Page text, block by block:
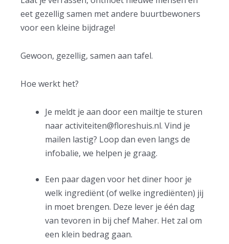
eet gezellig samen met andere buurtbewoners
voor een kleine bijdrage!
Gewoon, gezellig, samen aan tafel.
Hoe werkt het?
Je meldt je aan door een mailtje te sturen
naaractiviteiten@floreshuis.nl. Vind je
mailen lastig? Loop dan even langs de
infobalie, we helpen je graag.
Een paar dagen voor het diner hoor je
welk ingrediënt (of welke ingrediënten) jij
in moet brengen. Deze lever je één dag
van tevoren in bij chef Maher. Het zal om
een klein bedrag gaan.